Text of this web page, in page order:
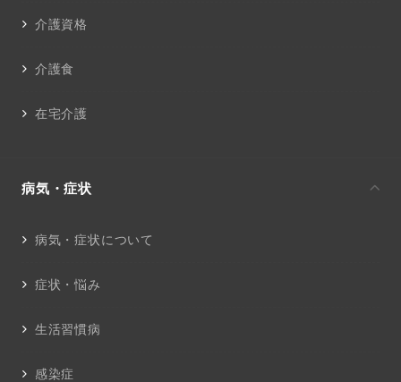
介護資格
介護食
在宅介護
病気・症状
病気・症状について
症状・悩み
生活習慣病
感染症